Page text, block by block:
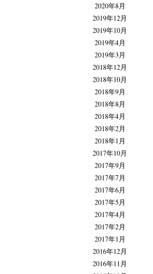
2020年8月
2019年12月
2019年10月
2019年4月
2019年3月
2018年12月
2018年10月
2018年9月
2018年8月
2018年4月
2018年2月
2018年1月
2017年10月
2017年9月
2017年7月
2017年6月
2017年5月
2017年4月
2017年2月
2017年1月
2016年12月
2016年11月